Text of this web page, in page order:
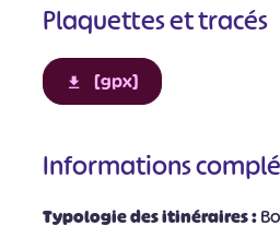
Plaquettes et tracés
[gpx]
Informations
Typologie des itinéraires :